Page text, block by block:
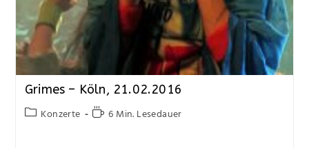
Grimes – Köln, 21.02.2016
Konzerte 6 Min. Lesedauer